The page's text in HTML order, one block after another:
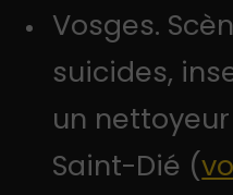
Vosges.
suicides,
un
Saint-Dié (